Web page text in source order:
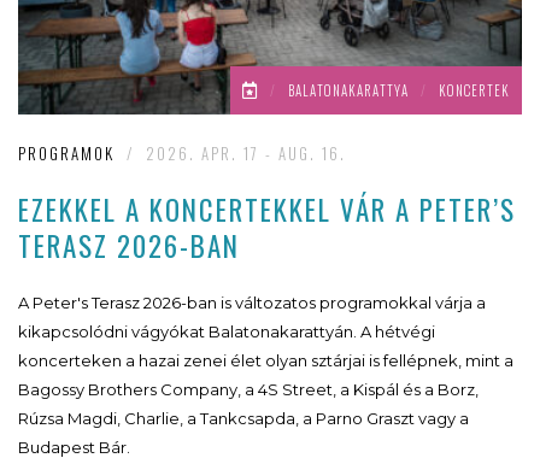
/ BALATONAKARATTYA / KONCERTEK
PROGRAMOK / 2026. APR. 17 - AUG. 16.
EZEKKEL A KONCERTEKKEL VÁR A PETER’S
TERASZ 2026-BAN
A Peter's Terasz 2026-ban is változatos programokkal várja a
kikapcsolódni vágyókat Balatonakarattyán. A hétvégi
koncerteken a hazai zenei élet olyan sztárjai is fellépnek, mint a
Bagossy Brothers Company, a 4S Street, a Kispál és a Borz,
Rúzsa Magdi, Charlie, a Tankcsapda, a Parno Graszt vagy a
Budapest Bár.